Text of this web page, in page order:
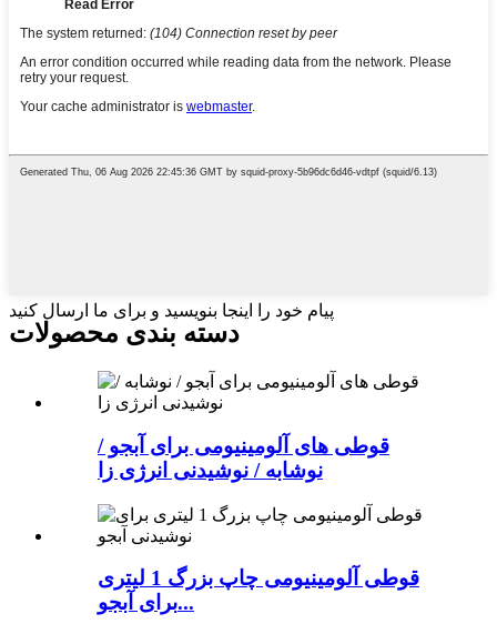
پیام خود را اینجا بنویسید و برای ما ارسال کنید
دسته بندی محصولات
قوطی های آلومینیومی برای آبجو /
نوشابه / نوشیدنی انرژی زا
قوطی آلومینیومی چاپ بزرگ 1 لیتری
برای آبجو...